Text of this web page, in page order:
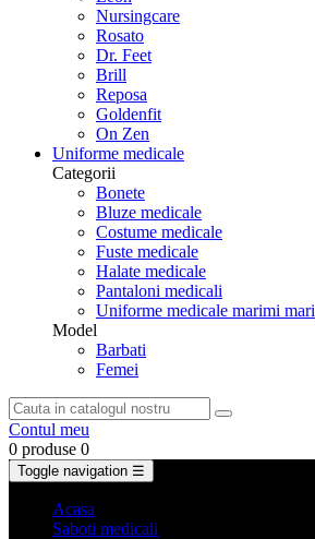
Nursingcare
Rosato
Dr. Feet
Brill
Reposa
Goldenfit
On Zen
Uniforme medicale
Categorii
Bonete
Bluze medicale
Costume medicale
Fuste medicale
Halate medicale
Pantaloni medicali
Uniforme medicale marimi mari
Model
Barbati
Femei
Contul meu
0 produse 0
Toggle navigation ☰
Acasa
Saboti medicali